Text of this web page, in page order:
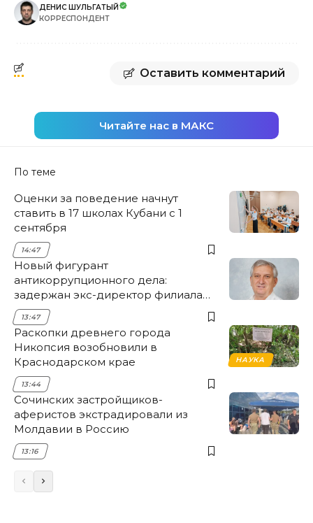
ДЕНИС ШУЛЬГАТЫЙ
КОРРЕСПОНДЕНТ
Оставить комментарий
Читайте нас в МАКС
По теме
Оценки за поведение начнут
ставить в 17 школах Кубани с 1
сентября
14:47
Новый фигурант
антикоррупционного дела:
задержан экс-директор филиала
НЭСК Крымска
13:47
НАУКА
Раскопки древнего города
Никопсия возобновили в
Краснодарском крае
13:44
Сочинских застройщиков-
аферистов экстрадировали из
Молдавии в Россию
13:16